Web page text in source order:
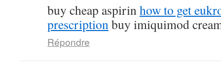
buy cheap aspirinhow to get
prescriptionbuy imiquimod
Répondre